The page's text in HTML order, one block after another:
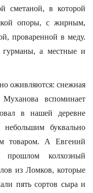
сметаной, в которой
опоры, с жирным,
проваренной в меду.
а местные и
оживляются: снежная
вспоминает
в нашей деревне
буквально
товаром. А Евгений
прошлом колхозный
из Ломков, которые
пять сортов сыра и